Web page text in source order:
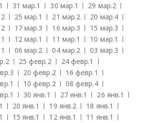
1 31 мар.1 30 мар.1 29 мар.2
2 25 мар.1 21 мар.2 20 мар.4
2 17 мар.3 16 мар.3 15 мар.3
1 12 мар.1 11 мар.1 10 мар.1
1 06 мар.2 04 мар.2 03 мар.3
2 25 февр.2 24 февр.1
3 20 февр.2 16 февр.1
1 10 февр.2 08 февр.4
1 30 янв.1 27 янв.1 26 янв.1
1 20 янв.1 19 янв.2 18 янв.1
1 15 янв.1 12 янв.1 11 янв.1